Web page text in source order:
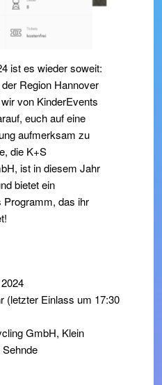
ist es wieder soweit:
Region Hannover
von KinderEvents
euch auf eine
aufmerksam zu
die K+S
ist in diesem Jahr
bietet ein
das ihr
(letzter Einlass um 17:30
GmbH, Klein